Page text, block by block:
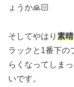
ょうか🙏🏻
そしてやはり 素
ラックと1番下の
らくなってしま
いです。